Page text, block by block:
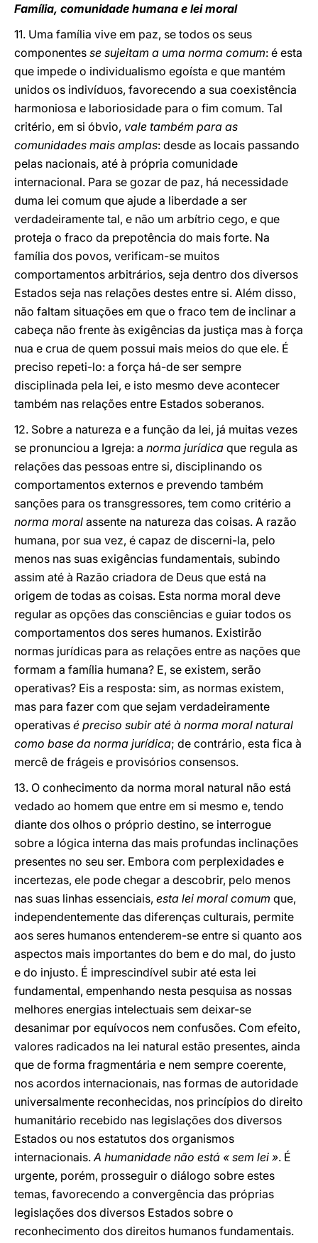
Família, comunidade humana e lei moral
11. Uma família vive em paz, se todos os seus
componentes se sujeitam a uma norma comum: é esta
que impede o individualismo egoísta e que mantém
unidos os indivíduos, favorecendo a sua coexistência
harmoniosa e laboriosidade para o fim comum. Tal
critério, em si óbvio, vale também para as
comunidades mais amplas: desde as locais passando
pelas nacionais, até à própria comunidade
internacional. Para se gozar de paz, há necessidade
duma lei comum que ajude a liberdade a ser
verdadeiramente tal, e não um arbítrio cego, e que
proteja o fraco da prepotência do mais forte. Na
família dos povos, verificam-se muitos
comportamentos arbitrários, seja dentro dos diversos
Estados seja nas relações destes entre si. Além disso,
não faltam situações em que o fraco tem de inclinar a
cabeça não frente às exigências da justiça mas à força
nua e crua de quem possui mais meios do que ele. É
preciso repeti-lo: a força há-de ser sempre
disciplinada pela lei, e isto mesmo deve acontecer
também nas relações entre Estados soberanos.
12. Sobre a natureza e a função da lei, já muitas vezes
se pronunciou a Igreja: a norma jurídica que regula as
relações das pessoas entre si, disciplinando os
comportamentos externos e prevendo também
sanções para os transgressores, tem como critério a
norma moral assente na natureza das coisas. A razão
humana, por sua vez, é capaz de discerni-la, pelo
menos nas suas exigências fundamentais, subindo
assim até à Razão criadora de Deus que está na
origem de todas as coisas. Esta norma moral deve
regular as opções das consciências e guiar todos os
comportamentos dos seres humanos. Existirão
normas jurídicas para as relações entre as nações que
formam a família humana? E, se existem, serão
operativas? Eis a resposta: sim, as normas existem,
mas para fazer com que sejam verdadeiramente
operativas é preciso subir até à norma moral natural
como base da norma jurídica; de contrário, esta fica à
mercê de frágeis e provisórios consensos.
13. O conhecimento da norma moral natural não está
vedado ao homem que entre em si mesmo e, tendo
diante dos olhos o próprio destino, se interrogue
sobre a lógica interna das mais profundas inclinações
presentes no seu ser. Embora com perplexidades e
incertezas, ele pode chegar a descobrir, pelo menos
nas suas linhas essenciais, esta lei moral comum que,
independentemente das diferenças culturais, permite
aos seres humanos entenderem-se entre si quanto aos
aspectos mais importantes do bem e do mal, do justo
e do injusto. É imprescindível subir até esta lei
fundamental, empenhando nesta pesquisa as nossas
melhores energias intelectuais sem deixar-se
desanimar por equívocos nem confusões. Com efeito,
valores radicados na lei natural estão presentes, ainda
que de forma fragmentária e nem sempre coerente,
nos acordos internacionais, nas formas de autoridade
universalmente reconhecidas, nos princípios do direito
humanitário recebido nas legislações dos diversos
Estados ou nos estatutos dos organismos
internacionais.A humanidade não está « sem lei ». É
urgente, porém, prosseguir o diálogo sobre estes
temas, favorecendo a convergência das próprias
legislações dos diversos Estados sobre o
reconhecimento dos direitos humanos fundamentais.